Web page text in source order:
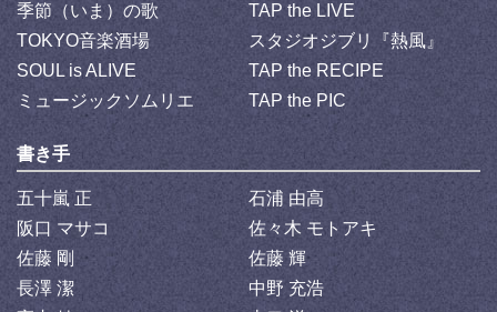
季節（いま）の歌
TAP the LIVE
TOKYO音楽酒場
スタジオジブリ『熱風』
SOUL is ALIVE
TAP the RECIPE
ミュージックソムリエ
TAP the PIC
書き手
五十嵐 正
石浦 由高
阪口 マサコ
佐々木 モトアキ
佐藤 剛
佐藤 輝
長澤 潔
中野 充浩